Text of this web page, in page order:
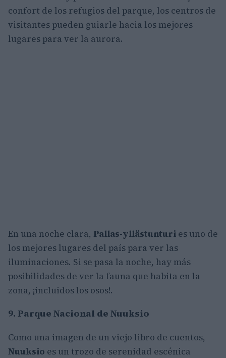
confort de los refugios del parque, los centros de
visitantes pueden guiarle hacia los mejores
lugares para ver la aurora.
En una noche clara, Pallas-yllästunturi es uno de
los mejores lugares del país para ver las
iluminaciones. Si se pasa la noche, hay más
posibilidades de ver la fauna que habita en la
zona, ¡incluidos los osos!.
9. Parque Nacional de Nuuksio
Como una imagen de un viejo libro de cuentos,
Nuuksio es un trozo de serenidad escénica